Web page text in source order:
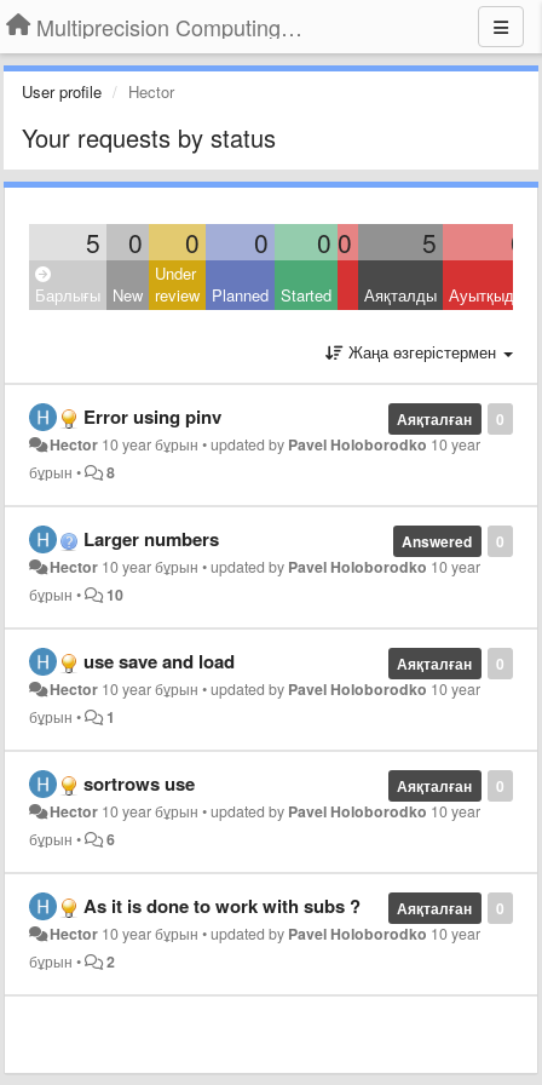
Multiprecision Computing Toolbox for MATLAB
User profile Hector
Your requests by status
5 0 0 0 0 0 5 0
Барлығы New
Under
review Planned Started Аяқталды Ауытқыды
Жаңа өзгерістермен
0
Аяқталған
Error using pinv
Hector 10 year бұрын •updated by Pavel Holoborodko 10 year
бұрын • 8
0
Answered
Larger numbers
Hector 10 year бұрын •updated by Pavel Holoborodko 10 year
бұрын • 10
0
Аяқталған
use save and load
Hector 10 year бұрын •updated by Pavel Holoborodko 10 year
бұрын • 1
0
Аяқталған
sortrows use
Hector 10 year бұрын •updated by Pavel Holoborodko 10 year
бұрын • 6
0
Аяқталған
As it is done to work with subs ?
Hector 10 year бұрын •updated by Pavel Holoborodko 10 year
бұрын • 2